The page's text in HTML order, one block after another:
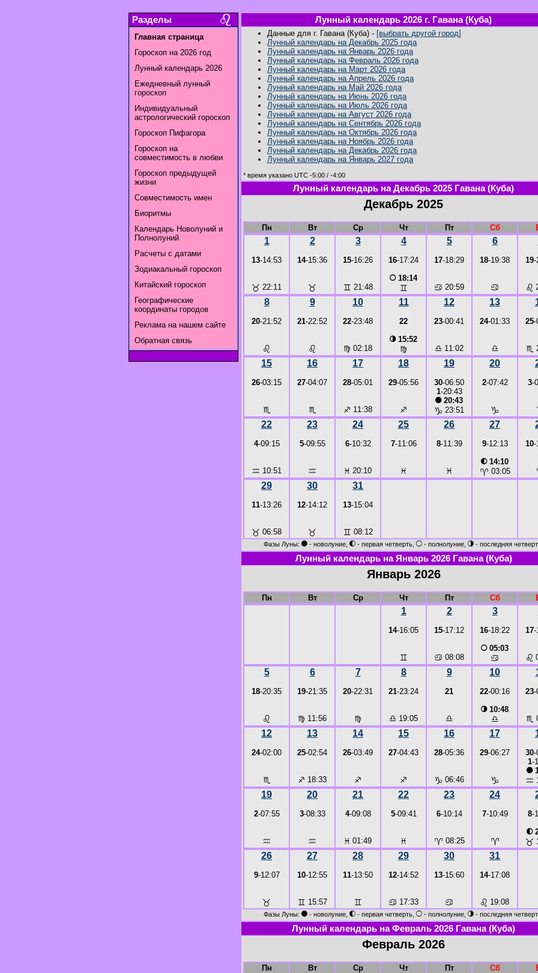
Разделы
Главная страница
Гороскоп на 2026 год
Лунный календарь 2026
Ежедневный лунный
гороскоп
Индивидуальный
астрологический гороскоп
Гороскоп Пифагора
Гороскоп на
совместимость в любви
Гороскоп предыдущей
жизни
Совместимость имен
Биоритмы
Календарь Новолуний и
Полнолуний
Расчеты с датами
Зодиакальный гороскоп
Китайский гороскоп
Географические
координаты городов
Реклама на нашем сайте
Обратная связь
Лунный календарь 2026 г. Гавана (Куба)
Данные для г. Гавана (Куба) - [выбрать другой город]
Лунный календарь на Декабрь 2025 года
Лунный календарь на Январь 2026 года
Лунный календарь на Февраль 2026 года
Лунный календарь на Март 2026 года
Лунный календарь на Апрель 2026 года
Лунный календарь на Май 2026 года
Лунный календарь на Июнь 2026 года
Лунный календарь на Июль 2026 года
Лунный календарь на Август 2026 года
Лунный календарь на Сентябрь 2026 года
Лунный календарь на Октябрь 2026 года
Лунный календарь на Ноябрь 2026 года
Лунный календарь на Декабрь 2026 года
Лунный календарь на Январь 2027 года
* время указано UTC -5:00 / -4:00
Лунный календарь на Декабрь 2025 Гавана (Куба)
Декабрь 2025
Пн Вт Ср Чт Пт Сб
1
13-14:53
♉ 22:11
2
14-15:36
♉
3
15-16:26
♊ 21:48
4
16-17:24
○18:14
♊
5
17-18:29
♋ 20:59
6
18-19:38
♋
19-
♌
8
20-21:52
♌
9
21-22:52
♌
10
22-23:48
♍ 02:18
11
22
◑15:52
♍
12
23-00:41
♎ 11:02
13
24-01:33
♎
25-
♏
15
26-03:15
♏
16
27-04:07
♏
17
28-05:01
♐ 11:38
18
29-05:56
♐
19
30-06:50
1-20:43
●20:43
♑ 23:51
20
2-07:42
♑
3-
22
4-09:15
♒ 10:51
23
5-09:55
♒
24
6-10:32
♓ 20:10
25
7-11:06
♓
26
8-11:39
♓
27
9-12:13
◐14:10
♈ 03:05
10-
29
11-13:26
♉ 06:58
30
12-14:12
♉
31
13-15:04
♊ 08:12
Фазы Луны: ● - новолуние, ◐ - первая четверть, ○ - полнолуние, ◑ - последняя
Лунный календарь на Январь 2026 Гавана (Куба)
Январь 2026
Пн Вт Ср Чт Пт Сб
1
14-16:05
♊
2
15-17:12
♋ 08:08
3
16-18:22
○05:03
♋
17-
♌
5
18-20:35
♌
6
19-21:35
♍ 11:56
7
20-22:31
♍
8
21-23:24
♎ 19:05
9
21
♎
10
22-00:16
◑10:48
♎
23-
♏
12
24-02:00
♏
13
25-02:54
♐ 18:33
14
26-03:49
♐
15
27-04:43
♐
16
28-05:36
♑ 06:46
17
29-06:27
♑
30-
1-
●
♒
19
2-07:55
♒
20
3-08:33
♒
21
4-09:08
♓ 01:49
22
5-09:41
♓
23
6-10:14
♈ 08:25
24
7-10:49
♈
8-
◐
♉
26
9-12:07
♉
27
10-12:55
♊ 15:57
28
11-13:50
♊
29
12-14:52
♋ 17:33
30
13-15:60
♋
31
14-17:08
♌ 19:08
Фазы Луны: ● - новолуние, ◐ - первая четверть, ○ - полнолуние, ◑ - последняя
Лунный календарь на Февраль 2026 Гавана (Куба)
Февраль 2026
Пн Вт Ср Чт Пт Сб